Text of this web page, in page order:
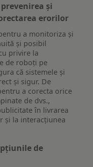
și
erorilor
a monitoriza și
și posibil
privire la
de roboți pe
că sistemele și
și sigur. De
a corecta orice
de dvs.,
în livrarea
și la interacțiunea
de